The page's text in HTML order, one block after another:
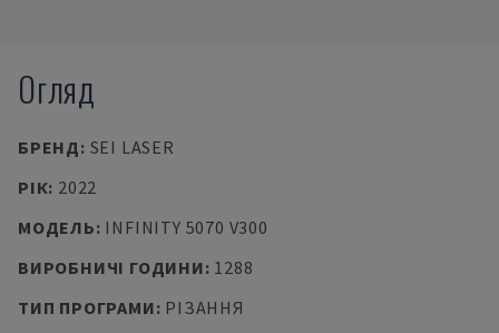
Огляд
БРЕНД: SEI LASER
РІК: 2022
МОДЕЛЬ: INFINITY 5070 V300
ВИРОБНИЧІ ГОДИНИ: 1288
ТИП ПРОГРАМИ: РІЗАННЯ